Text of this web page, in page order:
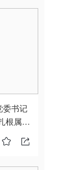
委书记
根属